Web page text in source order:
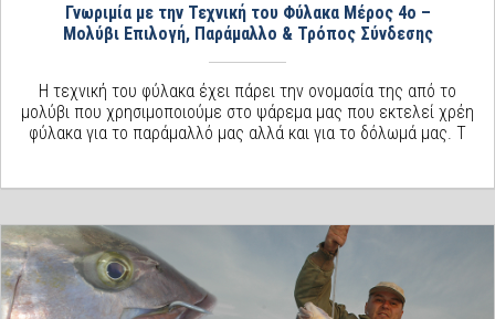
Γνωριμία με την Τεχνική του Φύλακα Μέρος 4ο –
Μολύβι Επιλογή, Παράμαλλο & Τρόπος Σύνδεσης
Η τεχνική του φύλακα έχει πάρει την ονομασία της από το
μολύβι που χρησιμοποιούμε στο ψάρεμα μας που εκτελεί χρέη
φύλακα για το παράμαλλό μας αλλά και για το δόλωμά μας. Τ